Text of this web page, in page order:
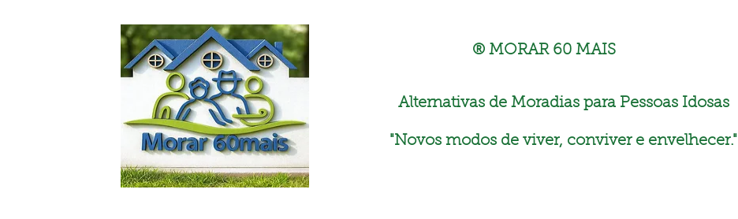
® MORAR 60 MAIS
Alternativas de Moradias para Pessoas Idosas
"Novos modos de viver, conviver e envelhecer."